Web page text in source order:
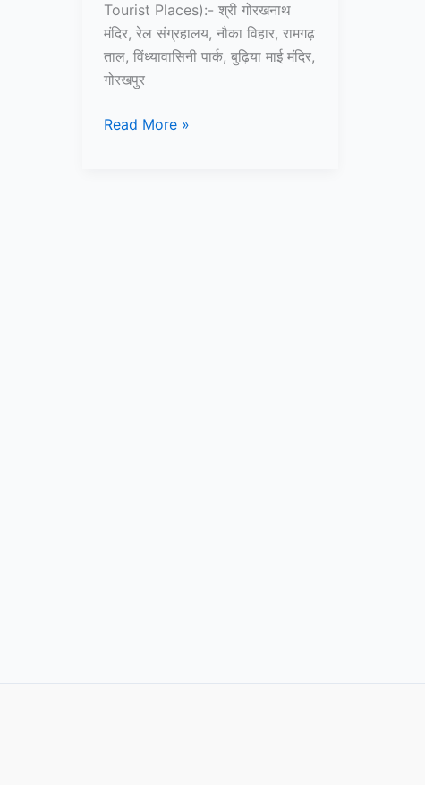
Tourist Places):- श्री गोरखनाथ
मंदिर, रेल संग्रहालय, नौका विहार, रामगढ़
ताल, विंध्यावासिनी पार्क, बुढ़िया माई मंदिर,
गोरखपुर
10+
Read More »